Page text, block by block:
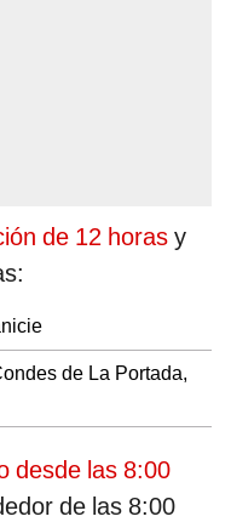
de 12 horas y
de La Portada,
desde las 8:00
de las 8:00